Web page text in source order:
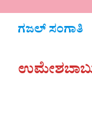
ಗಜಲ್‌ ಸಂಗಾತಿ